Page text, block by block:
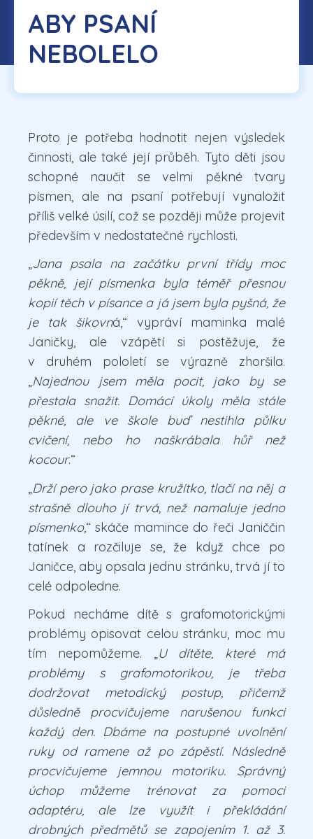
ABY PSANÍ
NEBOLELO
Proto je potřeba hodnotit nejen výsledek
činnosti, ale také její průběh. Tyto děti jsou
schopné naučit se velmi pěkné tvary
písmen, ale na psaní potřebují vynaložit
příliš velké úsilí, což se později může projevit
především v nedostatečné rychlosti.
„Jana psala na začátku první třídy moc
pěkně, její písmenka byla téměř přesnou
kopií těch v písance a já jsem byla pyšná, že
je tak šikovná,“ vypráví maminka malé
Janičky, ale vzápětí si postěžuje, že
v druhém pololetí se výrazně zhoršila.
„Najednou jsem měla pocit, jako by se
přestala snažit. Domácí úkoly měla stále
pěkné, ale ve škole buď nestihla půlku
cvičení, nebo ho naškrábala hůř než
kocour.“
„Drží pero jako prase kružítko, tlačí na něj a
strašně dlouho jí trvá, než namaluje jedno
písmenko,“ skáče mamince do řeči Janiččin
tatínek a rozčiluje se, že když chce po
Janičce, aby opsala jednu stránku, trvá jí to
celé odpoledne.
Pokud necháme dítě s grafomotorickými
problémy opisovat celou stránku, moc mu
tím nepomůžeme. „U dítěte, které má
problémy s grafomotorikou, je třeba
dodržovat metodický postup, přičemž
důsledně procvičujeme narušenou funkci
každý den. Dbáme na postupné uvolnění
ruky od ramene až po zápěstí. Následně
procvičujeme jemnou motoriku. Správný
úchop můžeme trénovat za pomoci
adaptéru, ale lze využít i překládání
drobných předmětů se zapojením 1. až 3.